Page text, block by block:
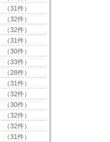
（31件）
（32件）
（32件）
（31件）
（30件）
（33件）
（28件）
（31件）
（32件）
（30件）
（32件）
（32件）
（31件）